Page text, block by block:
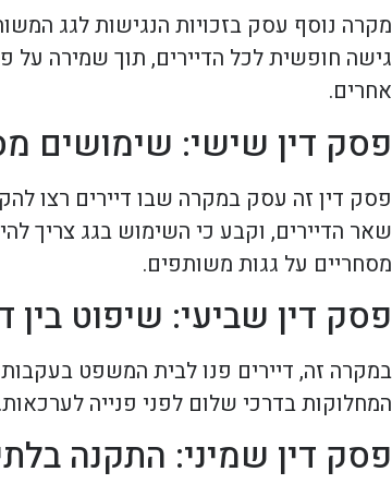
מקרה נוסף עסק בזכויות הנגישות לגג
גישה חופשית לכל הדיירים, תוך שמירה על
אחרים.
פסק דין שישי: שימושים
פסק דין זה עסק במקרה שבו דיירים רצו
שאר הדיירים, וקבע כי השימוש בגג צריך
מסחריים על גגות משותפים.
פסק דין שביעי: שיפוט בין
במקרה זה, דיירים פנו לבית המשפט
המחלוקות בדרכי שלום לפני פנייה
פסק דין שמיני: התקנה